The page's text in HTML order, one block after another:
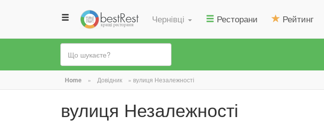
Чернівці Ресторани Рейтинг
Ви
є
тут
Home » Довідник » вулиця Незалежності
вулиця Незалежності